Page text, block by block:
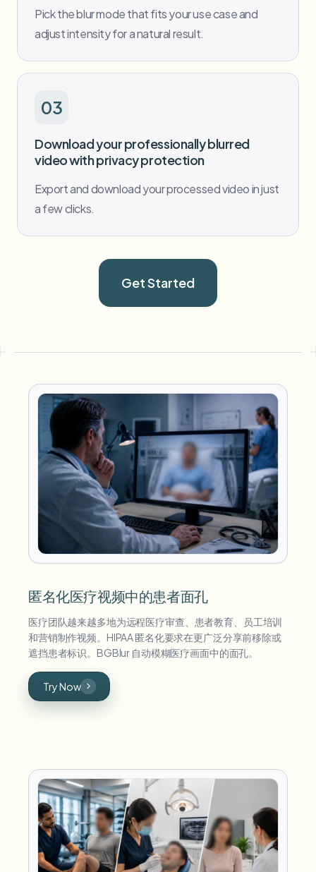
Pick the blur mode that fits your use case and
adjust intensity for a natural result.
03
Download your professionally blurred
video with privacy protection
Export and download your processed video in just
a few clicks.
Get Started
匿名化医疗视频中的患者面孔
医疗团队越来越多地为远程医疗审查、患者教育、员工培训
和营销制作视频。HIPAA 匿名化要求在更广泛分享前移除或
遮挡患者标识。BGBlur 自动模糊医疗画面中的面孔。
Try Now